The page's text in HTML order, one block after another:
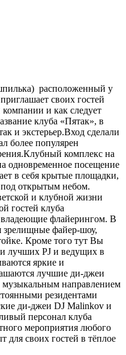
расположенный у
своих гостей
и как следует
клуба «Пятак», в
и экстерьер.Вход сделали
более популярен
комплекс на
одновременное посещение
в себя крытые площадки,
открытым небом.
и клубной жизни
гостей клуба
флайерингом. В
зрелищные файер-шоу,
Кроме того тут Вы
лучших PJ и ведущих в
яркие и
лучшие ди-джеи
направлением
резидентами
ди-джеи DJ Malinkov и
персонал клуба
мероприятия любого
для своих гостей в тёплое